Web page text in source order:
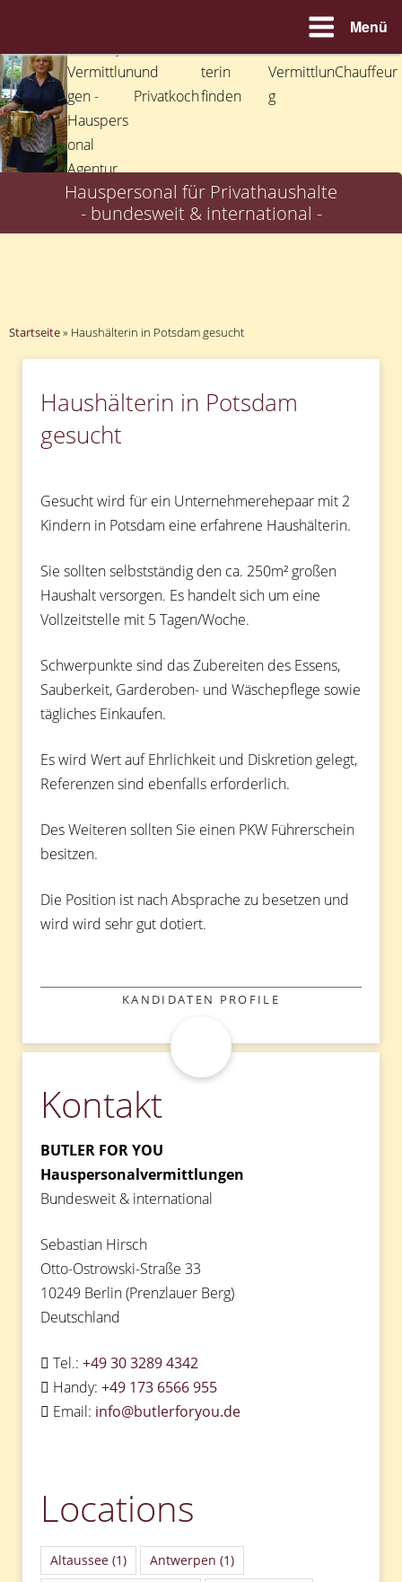
Inhalt
springen
Menü
Hauspersonal für Privathaushalte
- bundesweit & international -
Startseite» Haushälterin in Potsdam gesucht
Haushälterin in Potsdam
gesucht
Gesucht wird für ein Unternehmerehepaar mit 2
Kindern in Potsdam eine erfahrene Haushälterin.
Sie sollten selbstständig den ca. 250m² großen
Haushalt versorgen. Es handelt sich um eine
Vollzeitstelle mit 5 Tagen/Woche.
Schwerpunkte sind das Zubereiten des Essens,
Sauberkeit, Garderoben- und Wäschepflege sowie
tägliches Einkaufen.
Es wird Wert auf Ehrlichkeit und Diskretion gelegt,
Referenzen sind ebenfalls erforderlich.
Des Weiteren sollten Sie einen PKW Führerschein
besitzen.
Die Position ist nach Absprache zu besetzen und
wird wird sehr gut dotiert.
KATEGORIEN
KANDIDATEN PROFILE
Kontakt
BUTLER FOR YOU
Hauspersonalvermittlungen
Bundesweit & international
Sebastian Hirsch
Otto-Ostrowski-Straße 33
10249 Berlin (Prenzlauer Berg)
Deutschland
Tel.: +49 30 3289 4342
Handy: +49 173 6566 955
Email: info@butlerforyou.de
Locations
Altaussee (1) Antwerpen (1)